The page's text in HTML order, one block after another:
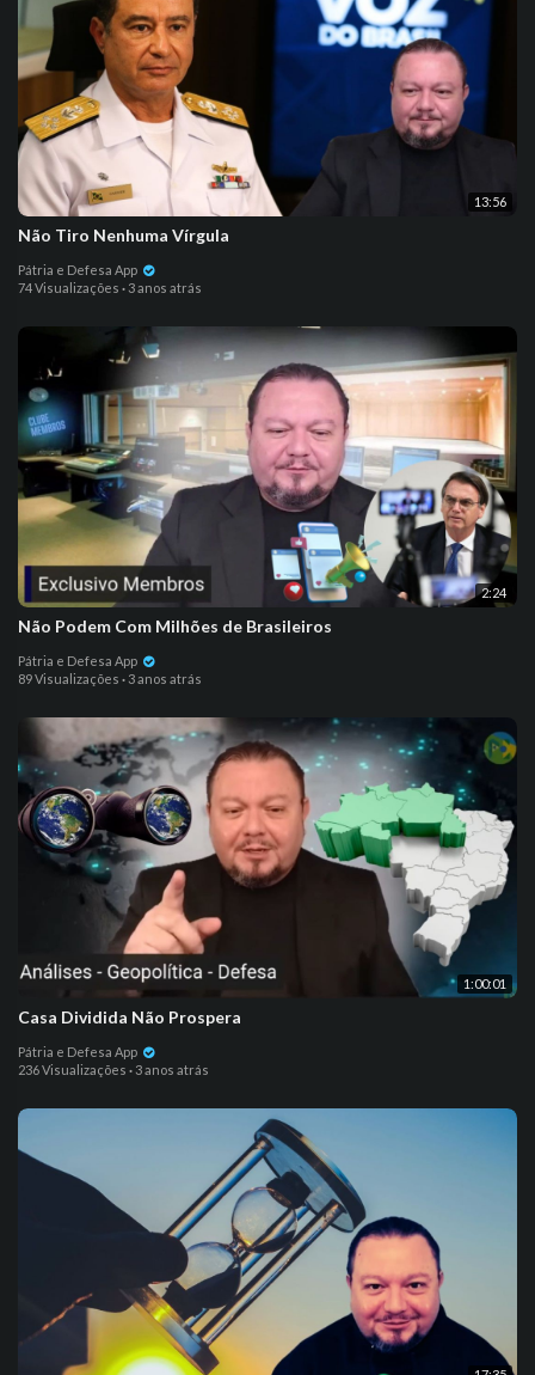
13:56
Não Tiro Nenhuma Vírgula
Pátria e Defesa App
74 Visualizações · 3 anos atrás
2:24
Não Podem Com Milhões de Brasileiros
Pátria e Defesa App
89 Visualizações · 3 anos atrás
1:00:01
Casa Dividida Não Prospera
Pátria e Defesa App
236 Visualizações · 3 anos atrás